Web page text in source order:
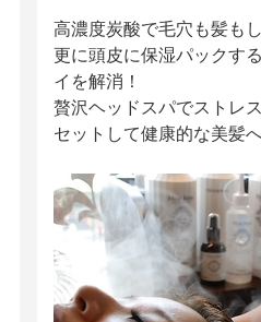
高濃度炭酸で毛穴も髪も
更に頭皮に保湿パックす
イを解消！
贅沢ヘッドスパでストレ
セットして健康的な美髪